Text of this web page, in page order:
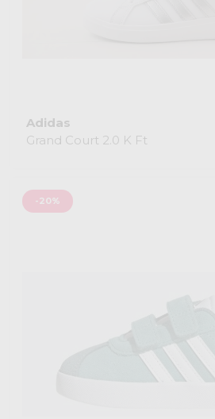
Adidas
Grand Court 2.0 K Ft
-20%